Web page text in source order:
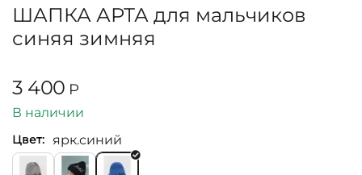
ШАПКА АРТА для мальчиков
синяя зимняя
3 400 Р
В наличии
Цвет: ярк.синий